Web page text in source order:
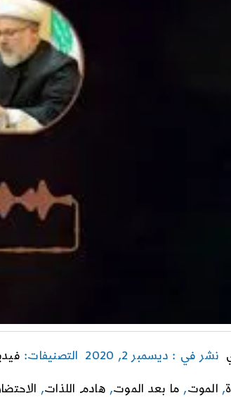
نشر في : ديسمبر 2, 2020 التصنيفات:
, الموت, ما بعد الموت, هادم اللذات,